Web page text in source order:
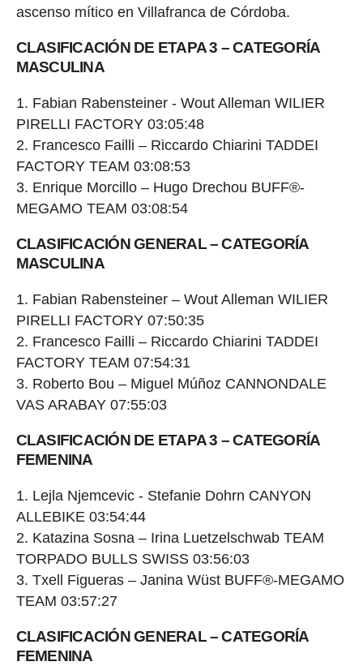
ascenso mítico en Villafranca de Córdoba.
CLASIFICACIÓN DE ETAPA 3 – CATEGORÍA
MASCULINA
Fabian Rabensteiner - Wout Alleman WILIER
PIRELLI FACTORY 03:05:48
Francesco Failli – Riccardo Chiarini TADDEI
FACTORY TEAM 03:08:53
Enrique Morcillo – Hugo Drechou BUFF®-
MEGAMO TEAM 03:08:54
CLASIFICACIÓN GENERAL – CATEGORÍA
MASCULINA
Fabian Rabensteiner – Wout Alleman WILIER
PIRELLI FACTORY 07:50:35
Francesco Failli – Riccardo Chiarini TADDEI
FACTORY TEAM 07:54:31
Roberto Bou – Miguel Múñoz CANNONDALE
VAS ARABAY 07:55:03
CLASIFICACIÓN DE ETAPA 3 – CATEGORÍA
FEMENINA
Lejla Njemcevic - Stefanie Dohrn CANYON
ALLEBIKE 03:54:44
Katazina Sosna – Irina Luetzelschwab TEAM
TORPADO BULLS SWISS 03:56:03
Txell Figueras – Janina Wüst BUFF®-MEGAMO
TEAM 03:57:27
CLASIFICACIÓN GENERAL – CATEGORÍA
FEMENINA